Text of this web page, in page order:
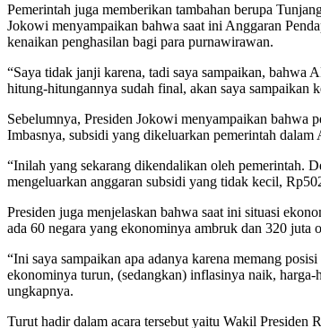
Pemerintah juga memberikan tambahan berupa
Jokowi menyampaikan bahwa saat ini Anggaran
kenaikan penghasilan bagi para purnawirawan.
“Saya tidak janji karena, tadi saya sampaikan, bahwa
hitung-hitungannya sudah final, akan saya sampaikan
Sebelumnya, Presiden Jokowi menyampaikan bahwa
Imbasnya, subsidi yang dikeluarkan pemerintah dalam
“Inilah yang sekarang dikendalikan oleh pemerintah.
mengeluarkan anggaran subsidi yang tidak kecil,
Presiden juga menjelaskan bahwa saat ini situasi
ada 60 negara yang ekonominya ambruk dan 320 juta
“Ini saya sampaikan apa adanya karena memang
ekonominya turun, (sedangkan) inflasinya naik,
ungkapnya.
Turut hadir dalam acara tersebut yaitu Wakil